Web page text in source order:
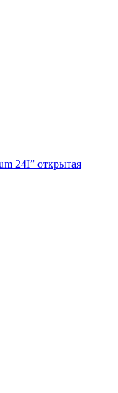
24I” открытая